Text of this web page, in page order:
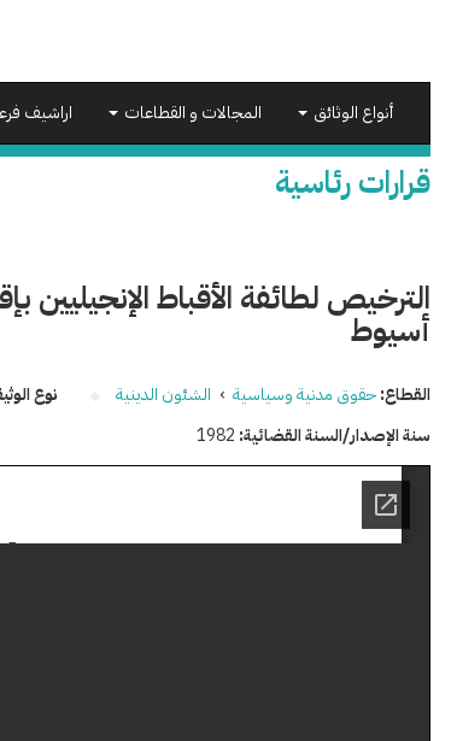
أنواع الوثائق المجالات و القطاعات اراشيف
قرارات رئاسية
الترخيص لطائفة الأقباط الإنجيليين
أسيوط
القطاع:حقوق مدنية وسياسية › الشئون الدينية نوع
سنة الإصدار/السنة القضائية: 1982